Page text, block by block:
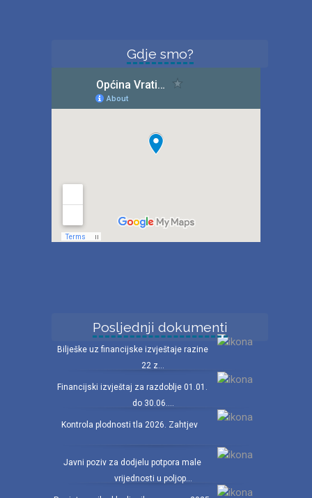
Gdje smo?
Posljednji dokumenti
Bilješke uz financijske izvještaje razine
22 z...
Financijski izvještaj za razdoblje 01.01.
do 30.06....
Kontrola plodnosti tla 2026. Zahtjev
Javni poziv za dodjelu potpora male
vrijednosti u poljop...